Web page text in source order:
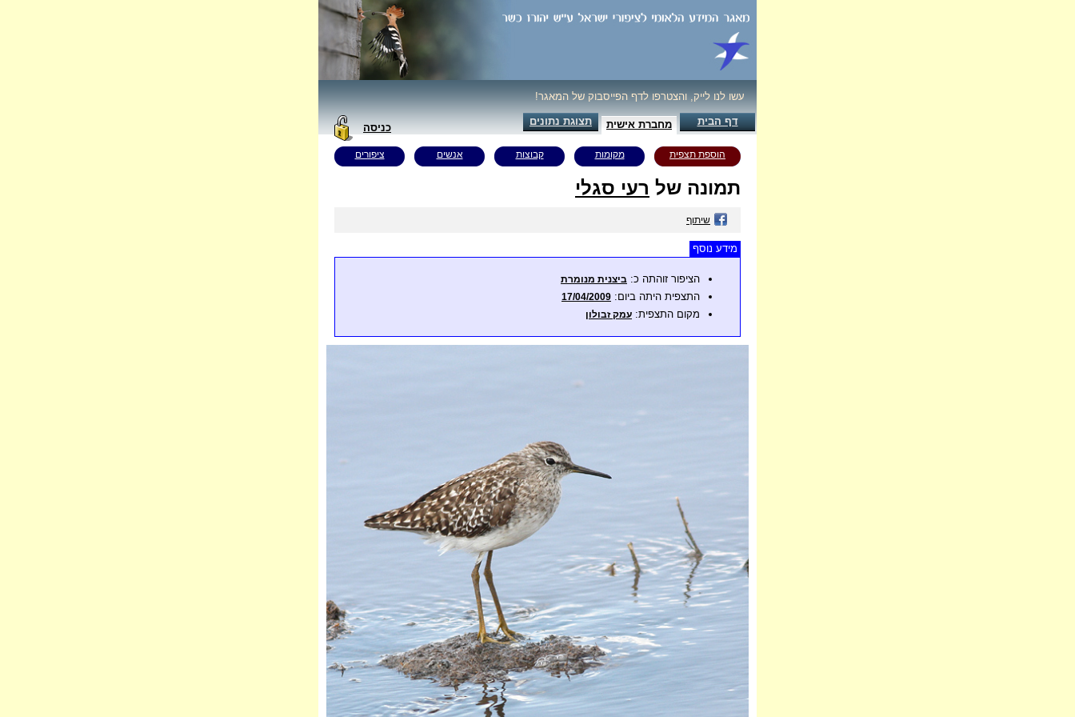
עשו לנו לייק, והצטרפו לדף הפייסבוק של המאגר!
דף הבית מחברת אישית תצוגת נתונים
כניסה
הוספת תצפית מקומות קבוצות אנשים ציפורים
תמונה של רעי סגלי
שיתוף
מידע נוסף
הציפור זוהתה כ: ביצנית מנומרת
התצפית היתה ביום: 17/04/2009
מקום התצפית: עמק זבולון